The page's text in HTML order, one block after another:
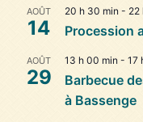
AOÛT
14
20 h 30 min - 22
Procession
AOÛT
29
13 h 00 min - 17
Barbecue
à Bassenge